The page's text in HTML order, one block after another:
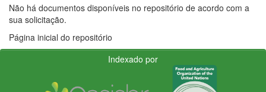
Não há documentos disponíveis no repositório de acordo com a
sua solicitação.
Página inicial do repositório
Indexado por